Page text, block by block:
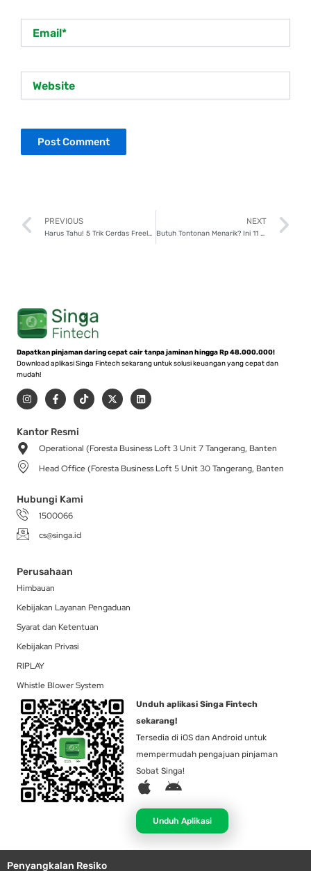
Prev
PREVIOUS
Harus Tahu! 5 Trik Cerdas Freelancer Kembangkan Dana di P2P Lending
NEXT
Butuh Tontonan Menarik? Ini 11 Film Netflix Berdasarkan Kisah Nyata
Dapatkan pinjaman daring cepat cair tanpa jaminan hingga Rp 48.000.000!
Download aplikasi Singa Fintech sekarang untuk solusi keuangan yang cepat dan
mudah!
I
n
s
a
g
r
a
m
F
a
c
b
o
-
T
i
k
X
-
t
t
r
L
i
n
i
Kantor Resmi
Operational (Foresta Business Loft 3 Unit 7 Tangerang, Banten
Head Office (Foresta Business Loft 5 Unit 30 Tangerang, Banten
Hubungi Kami
1500066
cs@singa.id
Perusahaan
Himbauan
Kebijakan Layanan Pengaduan
Syarat dan Ketentuan
Kebijakan Privasi
RIPLAY
Whistle Blower System
Unduh aplikasi Singa Fintech
sekarang!
Tersedia di iOS dan Android untuk
mempermudah pengajuan pinjaman
Sobat Singa!
A
p
l
e
A
d
r
o
Unduh Aplikasi
Penyangkalan Resiko